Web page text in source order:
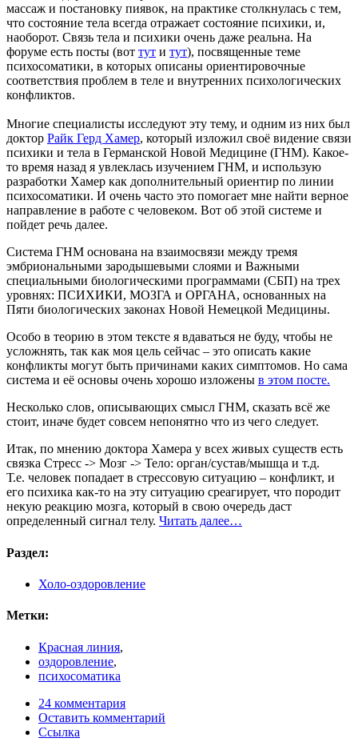
массаж и постановку пиявок, на практике столкнулась с тем,
что состояние тела всегда отражает состояние психики, и,
наоборот. Связь тела и психики очень даже реальна. На
форуме есть посты (вот тут и тут), посвященные теме
психосоматики, в которых описаны ориентировочные
соответствия проблем в теле и внутренних психологических
конфликтов.
Многие специалисты исследуют эту тему, и одним из них был
доктор Райк Герд Хамер, который изложил своё видение связи
психики и тела в Германской Новой Медицине (ГНМ). Какое-
то время назад я увлеклась изучением ГНМ, и использую
разработки Хамер как дополнительный ориентир по линии
психосоматики. И очень часто это помогает мне найти верное
направление в работе с человеком. Вот об этой системе и
пойдет речь далее.
Система ГНМ основана на взаимосвязи между тремя
эмбриональными зародышевыми слоями и Важными
специальными биологическими программами (СБП) на трех
уровнях: ПСИХИКИ, МОЗГА и ОРГАНА, основанных на
Пяти биологических законах Новой Немецкой Медицины.
Особо в теорию в этом тексте я вдаваться не буду, чтобы не
усложнять, так как моя цель сейчас – это описать какие
конфликты могут быть причинами каких симптомов. Но сама
система и её основы очень хорошо изложены в этом посте.
Несколько слов, описывающих смысл ГНМ, сказать всё же
стоит, иначе будет совсем непонятно что из чего следует.
Итак, по мнению доктора Хамера у всех живых существ есть
связка Стресс -> Мозг -> Тело: орган/сустав/мышца и т.д.
Т.е. человек попадает в стрессовую ситуацию – конфликт, и
его психика как-то на эту ситуацию среагирует, что породит
некую реакцию мозга, который в свою очередь даст
определенный сигнал телу. Читать далее…
Раздел:
Холо-оздоровление
Метки:
Красная линия,
оздоровление,
психосоматика
24 комментария
Оставить комментарий
Ссылка